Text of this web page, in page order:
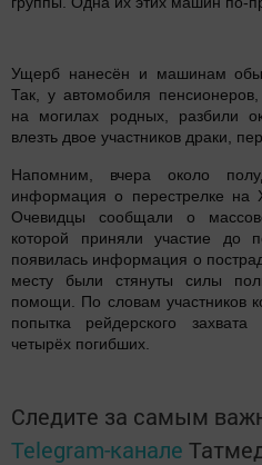
Ущерб нанесён и машинам
Так, у автомобиля
на могилах родных, разбили
влезть двое участников драки,
Напомним, вчера около
информация о перестрелке на
Очевидцы сообщали о
которой приняли участие до
появилась информация о
месту были стянуты силы
помощи. По словам участников
попытка рейдерского
четырёх погибших.
Следите за самым
Telegram-канале